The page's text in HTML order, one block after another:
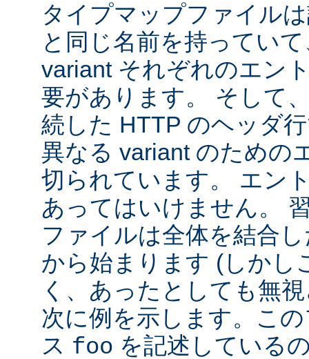
タイプマップファイル
と同じ名前を持ってい
variant それぞれのエン
要があります。 そして
続した HTTP のヘッダ
異なる variant のための
切られています。 エン
あってはいけません。
ファイルは全体を結合
から始まります (しかし
く、あったとしても無
次に例を示します。こ
ス foo を記述している